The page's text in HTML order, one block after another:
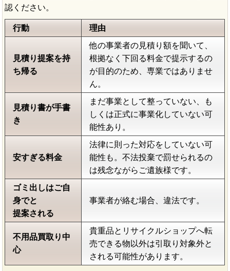
認ください。
行動 理由
見積り提案を持
ち帰る
他の事業者の見積り額を聞いて、
根拠なく下回る料金で提示するの
が目的のため、専業ではありませ
ん。
見積り書が手書
き
まだ事業として整っていない、も
しくは正式に事業化していない可
能性あり。
安すぎる料金
法律に則った対応をしていない可
能性も。不法投棄で罰せられるの
は残念ながらご遺族様です。
ゴミ出しはご自
身でと
提案される
事業者が絡む場合、違法です。
不用品買取り中
心
貴重品とリサイクルショップへ転
売できる物以外は引取り対象外と
される可能性があります。